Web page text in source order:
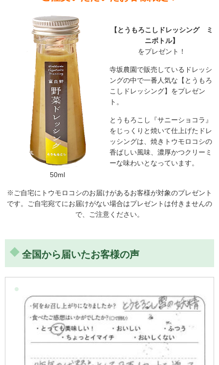
50ml
【とうもろこしドレッシング ミ
ニボトル】
をプレゼント！
寺坂農園で販売しているドレッシ
ングの中で一番人気な【とうもろ
こしドレッシング】をプレゼン
ト。
とうもろこし『サニーショコラ』
をじっくりと焼いて仕上げたドレ
ッシングは、焼きトウモロコシの
香ばしい風味、濃厚かつクリーミ
ーな味わいとなっています。
※ご自宅にトウモロコシのお届けがあるお客様が対象のプレゼント
です。ご自宅宛てにお届けがない場合はプレゼントは付きませんの
で、ご注意ください。
全国から届いたお客様の声